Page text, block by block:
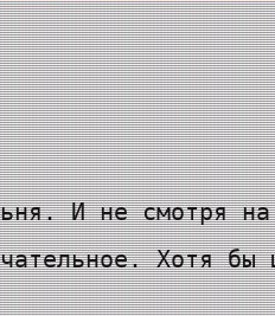
И не смотря
Хотя